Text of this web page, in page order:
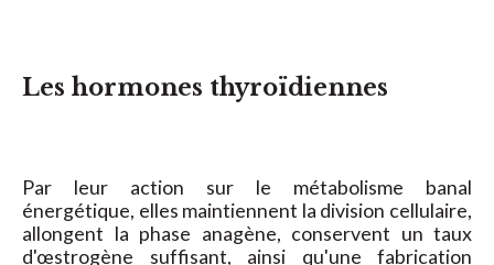
Les hormones thyroïdiennes
Par leur action sur le métabolisme banal
énergétique, elles maintiennent la division cellulaire,
allongent la phase anagène, conservent un taux
d'œstrogène suffisant, ainsi qu'une fabrication